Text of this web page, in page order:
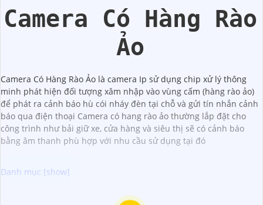
Camera Có Hàng Rào
Ảo
Camera Có Hàng Rào Ảo là camera Ip sử dụng chip xử lý thông
minh phát hiện đối tượng xâm nhập vào vùng cấm (hàng rào ảo)
để phát ra cảnh báo hù cói nháy đèn tại chỗ và gửi tín nhắn cảnh
báo qua điện thoại Camera có hang rào ảo thường lắp đặt cho
công trình như bải giữ xe, cửa hàng và siêu thị sẽ có cảnh báo
bằng âm thanh phù hợp với nhu cầu sử dụng tại đó